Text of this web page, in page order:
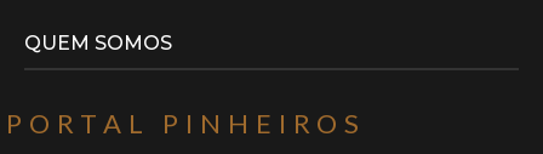
QUEM SOMOS
PORTAL PINHEIROS